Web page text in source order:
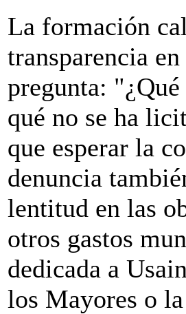
La formación
transparencia
pregunta:
qué no se ha
que esperar la
denuncia
lentitud en las
otros gastos
dedicada a
los Mayores o